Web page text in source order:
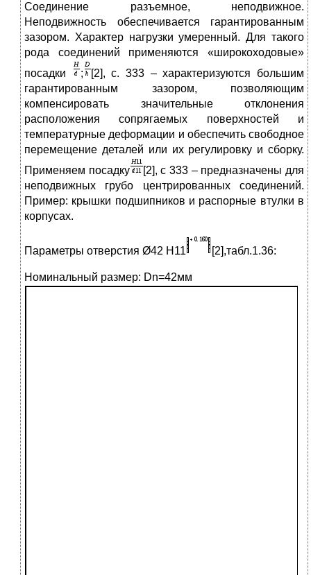
Соединение разъемное, неподвижное.
Неподвижность обеспечивается гарантированным
зазором. Характер нагрузки умеренный. Для такого
рода соединений применяются «широкоходовые»
посадки
;
[2], с. 333 – характеризуются большим
гарантированным зазором, позволяющим
компенсировать значительные отклонения
расположения сопрягаемых поверхностей и
температурные деформации и обеспечить свободное
перемещение деталей или их регулировку и сборку.
Применяем посадку
[2], с 333 – предназначены для
неподвижных грубо центрированных соединений.
Пример: крышки подшипников и распорные втулки в
корпусах.
Параметры отверстия Ø42 Н11 [2],табл.1.36:
Номинальный размер: Dn=42мм